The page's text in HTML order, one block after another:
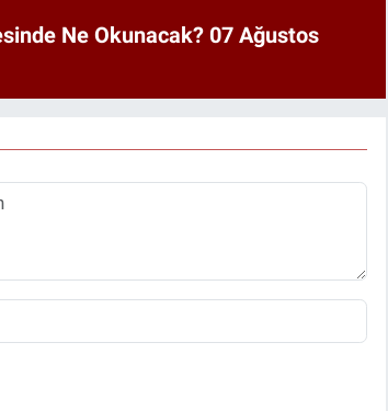
Ne Okunacak? 07 Ağustos